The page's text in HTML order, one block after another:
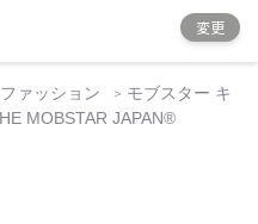
変更
ァッション
モブスター キ
MOBSTAR JAPAN®️